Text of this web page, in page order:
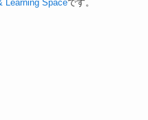
Learning Spaceです。